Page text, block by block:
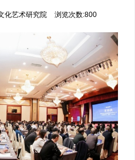
化艺术研究院 浏览次数:800